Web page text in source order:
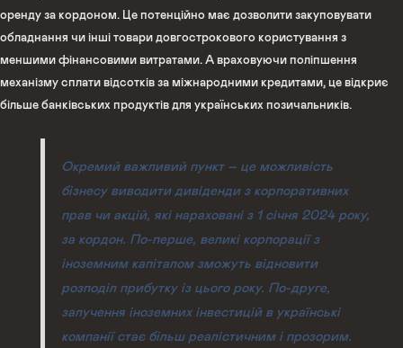
оренду за кордоном. Це потенційно має дозволити закуповувати
обладнання чи інші товари довгострокового користування з
меншими фінансовими витратами. А враховуючи поліпшення
механізму сплати відсотків за міжнародними кредитами, це відкриє
більше банківських продуктів для українських позичальників.
Окремий важливий пункт – це можливість
бізнесу виводити дивіденди з корпоративних
прав чи акцій, які нараховані з 1 січня 2024 року,
за кордон. По-перше, великі корпорації з
іноземним капіталом зможуть відновити
розподіл прибутку із цього року. По-друге,
залучення іноземних інвестицій в українські
компанії стає більш реалістичним і прозорим.